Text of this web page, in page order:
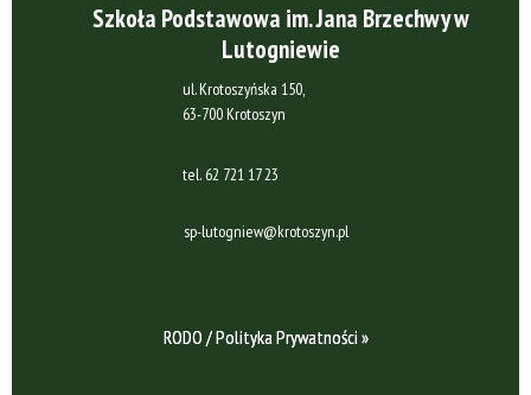
Szkoła Podstawowa im. Jana Brzechwy w
Lutogniewie
ul. Krotoszyńska 150,
63-700 Krotoszyn
tel. 62 721 17 23
sp-lutogniew@krotoszyn.pl
RODO / Polityka Prywatności »